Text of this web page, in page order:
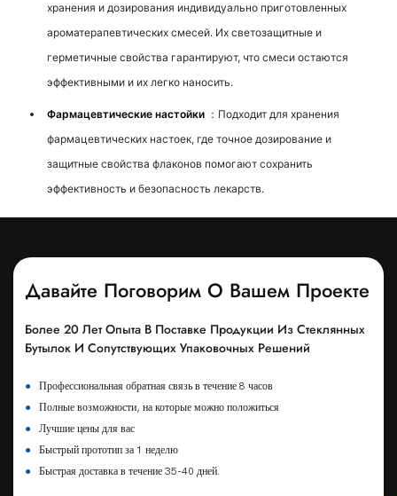
хранения и дозирования индивидуально приготовленных
ароматерапевтических смесей. Их светозащитные и
герметичные свойства гарантируют, что смеси остаются
эффективными и их легко наносить.
Фармацевтические настойки ：Подходит для хранения
фармацевтических настоек, где точное дозирование и
защитные свойства флаконов помогают сохранить
эффективность и безопасность лекарств.
Давайте Поговорим О Вашем Проекте
Более 20 Лет Опыта В Поставке Продукции Из Стеклянных
Бутылок И Сопутствующих Упаковочных Решений
●
Профессиональная обратная связь в течение 8 часов
●
Полные возможности, на которые можно положиться
●
Лучшие цены для вас
●
Быстрый прототип за 1 неделю
●
Быстрая доставка в течение 35-40 дней.